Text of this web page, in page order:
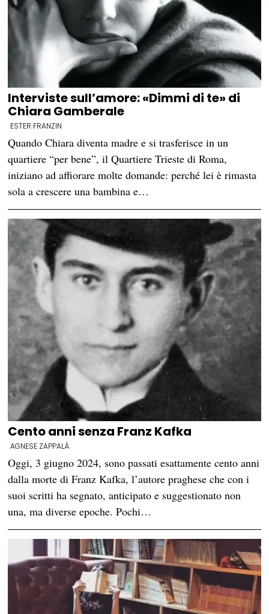
Interviste sull’amore: «Dimmi di te» di
Chiara Gamberale
ESTER FRANZIN
Quando Chiara diventa madre e si trasferisce in un
quartiere “per bene”, il Quartiere Trieste di Roma,
iniziano ad affiorare molte domande: perché lei è rimasta
sola a crescere una bambina e…
Cento anni senza Franz Kafka
AGNESE ZAPPALÀ
Oggi, 3 giugno 2024, sono passati esattamente cento anni
dalla morte di Franz Kafka, l’autore praghese che con i
suoi scritti ha segnato, anticipato e suggestionato non
una, ma diverse epoche. Pochi…